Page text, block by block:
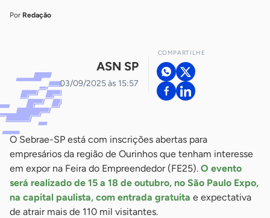
Por Redação
ASN SP
03/09/2025 às 15:57
COMPARTILHE
O Sebrae-SP está com inscrições abertas para
empresários da região de Ourinhos que tenham interesse
em expor na Feira do Empreendedor (FE25). O evento
será realizado de 15 a 18 de outubro, no São Paulo Expo,
na capital paulista, com entrada gratuita e expectativa
de atrair mais de 110 mil visitantes.